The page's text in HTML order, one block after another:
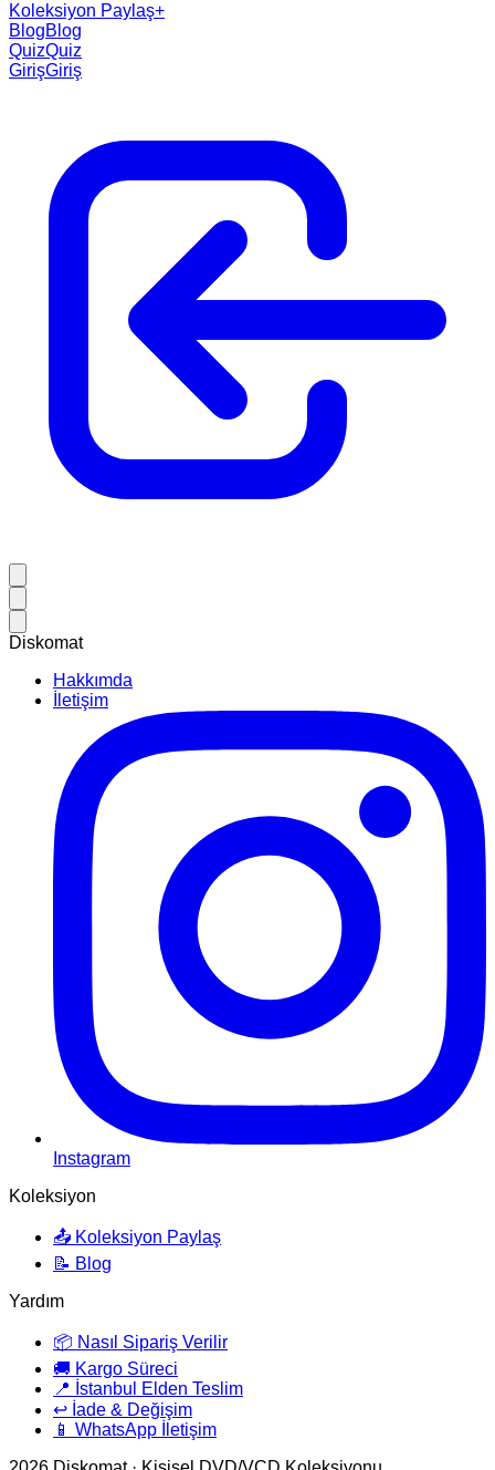
Koleksiyon Paylaş+
BlogBlog
QuizQuiz
GirişGiriş
Diskomat
Hakkımda
İletişim
Instagram
Koleksiyon
📤 Koleksiyon Paylaş
📝 Blog
Yardım
📦 Nasıl Sipariş Verilir
🚚 Kargo Süreci
📍 İstanbul Elden Teslim
↩️ İade & Değişim
📱 WhatsApp İletişim